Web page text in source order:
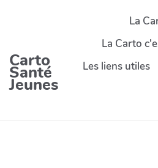
Carto
Santé
Jeunes
La
La Carto
Les liens utiles